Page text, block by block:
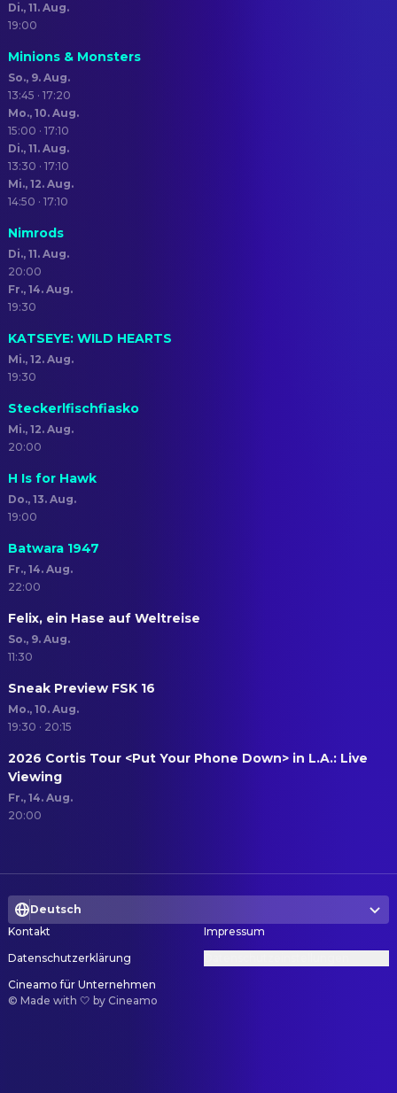
Di., 11. Aug.
19:00
Minions & Monsters
So., 9. Aug.
13:45 · 17:20
Mo., 10. Aug.
15:00 · 17:10
Di., 11. Aug.
13:30 · 17:10
Mi., 12. Aug.
14:50 · 17:10
Nimrods
Di., 11. Aug.
20:00
Fr., 14. Aug.
19:30
KATSEYE: WILD HEARTS
Mi., 12. Aug.
19:30
Steckerlfischfiasko
Mi., 12. Aug.
20:00
H Is for Hawk
Do., 13. Aug.
19:00
Batwara 1947
Fr., 14. Aug.
22:00
Felix, ein Hase auf Weltreise
So., 9. Aug.
11:30
Sneak Preview FSK 16
Mo., 10. Aug.
19:30 · 20:15
2026 Cortis Tour <Put Your Phone Down> in L.A.: Live
Viewing
Fr., 14. Aug.
20:00
Deutsch
Kontakt
Impressum
Datenschutzerklärung
Cineamo für Unternehmen
© Made with 🤍 by Cineamo